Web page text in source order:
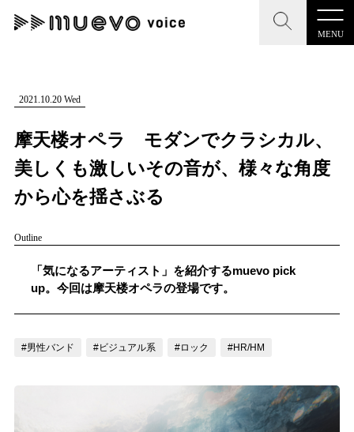
MENU
CLOSE
記事を検索する
#男性シンガー #HR/HM #女性シンガー
CLOSE
"読者の声を形にする”音楽特化メディア
MENU
記事一覧
プレスリリース一覧
お問い合わせ
2021.10.20 Wed
摩天楼オペラ モダンでクラシカル、
美しくも激しいその音が、様々な角度
から心を揺さぶる
Outline
「気になるアーティスト」を紹介するmuevo pick
up。今回は摩天楼オペラの登場です。
#男性バンド #ビジュアル系 #ロック #HR/HM